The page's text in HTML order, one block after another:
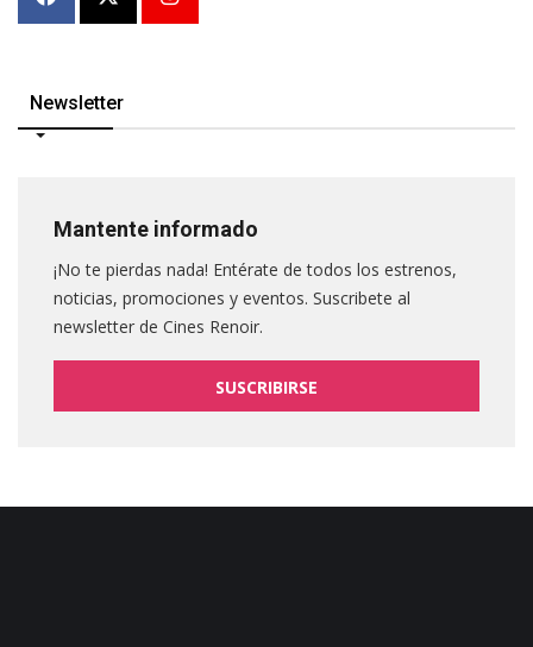
Newsletter
Mantente informado
¡No te pierdas nada! Entérate de todos los estrenos,
noticias, promociones y eventos. Suscribete al
newsletter de Cines Renoir.
SUSCRIBIRSE